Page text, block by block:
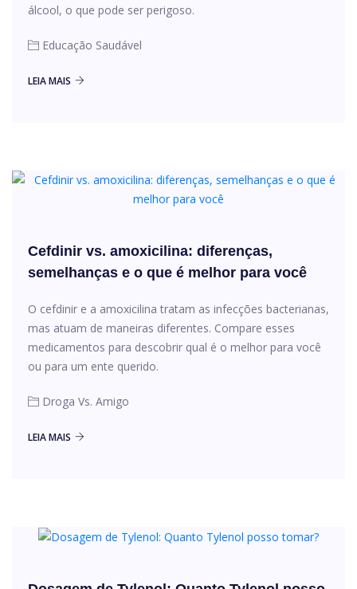
álcool, o que pode ser perigoso.
Educação Saudável
LEIA MAIS
Cefdinir vs. amoxicilina: diferenças,
semelhanças e o que é melhor para você
O cefdinir e a amoxicilina tratam as infecções bacterianas,
mas atuam de maneiras diferentes. Compare esses
medicamentos para descobrir qual é o melhor para você
ou para um ente querido.
Droga Vs. Amigo
LEIA MAIS